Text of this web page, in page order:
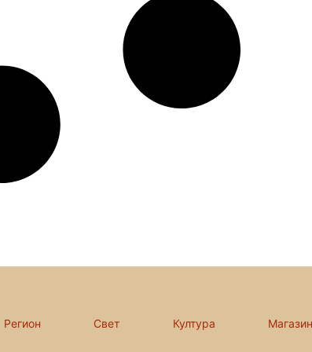
Регион Свет Култура Магазин